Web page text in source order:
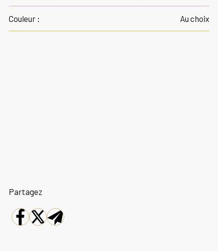
Couleur : Au choix
Partagez